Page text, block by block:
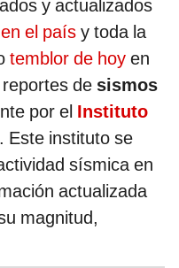
y actualizados
el país y toda la
temblor de hoy en
de sismos
por el Instituto
. Este instituto se
sísmica en
actualizada
magnitud,